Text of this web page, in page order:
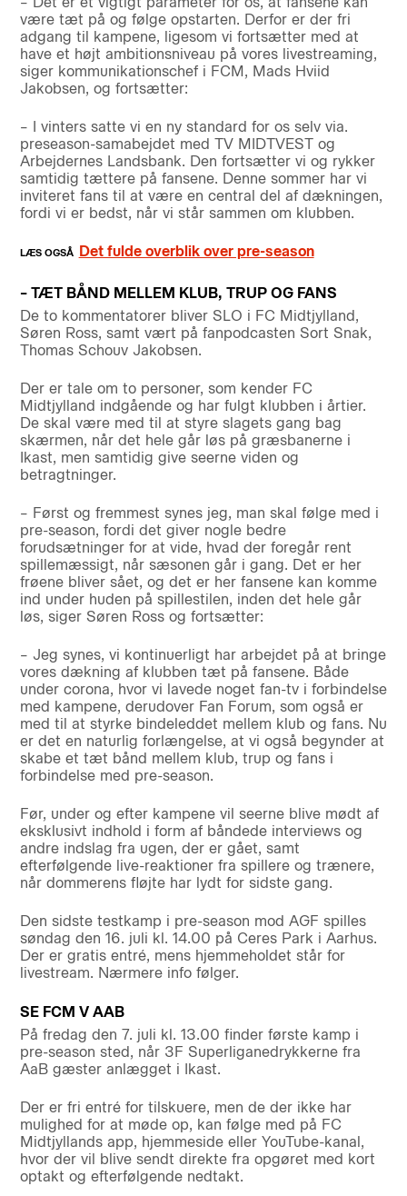
være tæt på og følge opstarten. Derfor er der fri
adgang til kampene, ligesom vi fortsætter med at
have et højt ambitionsniveau på vores livestreaming,
siger kommunikationschef i FCM, Mads Hviid
Jakobsen, og fortsætter:
– I vinters satte vi en ny standard for os selv via.
preseason-samabejdet med TV MIDTVEST og
Arbejdernes Landsbank. Den fortsætter vi og rykker
samtidig tættere på fansene. Denne sommer har vi
inviteret fans til at være en central del af dækningen,
fordi vi er bedst, når vi står sammen om klubben.
Det fulde overblik over pre-season
– TÆT BÅND MELLEM KLUB, TRUP OG FANS
De to kommentatorer bliver SLO i FC Midtjylland,
Søren Ross, samt vært på fanpodcasten Sort Snak,
Thomas Schouv Jakobsen.
Der er tale om to personer, som kender FC
Midtjylland indgående og har fulgt klubben i årtier.
De skal være med til at styre slagets gang bag
skærmen, når det hele går løs på græsbanerne i
Ikast, men samtidig give seerne viden og
betragtninger.
– Først og fremmest synes jeg, man skal følge med i
pre-season, fordi det giver nogle bedre
forudsætninger for at vide, hvad der foregår rent
spillemæssigt, når sæsonen går i gang. Det er her
frøene bliver sået, og det er her fansene kan komme
ind under huden på spillestilen, inden det hele går
løs, siger Søren Ross og fortsætter:
– Jeg synes, vi kontinuerligt har arbejdet på at bringe
vores dækning af klubben tæt på fansene. Både
under corona, hvor vi lavede noget fan-tv i forbindelse
med kampene, derudover Fan Forum, som også er
med til at styrke bindeleddet mellem klub og fans. Nu
er det en naturlig forlængelse, at vi også begynder at
skabe et tæt bånd mellem klub, trup og fans i
forbindelse med pre-season.
Før, under og efter kampene vil seerne blive mødt af
eksklusivt indhold i form af båndede interviews og
andre indslag fra ugen, der er gået, samt
efterfølgende live-reaktioner fra spillere og trænere,
når dommerens fløjte har lydt for sidste gang.
Den sidste testkamp i pre-season mod AGF spilles
søndag den 16. juli kl. 14.00 på Ceres Park i Aarhus.
Der er gratis entré, mens hjemmeholdet står for
livestream. Nærmere info følger.
SE FCM V AAB
På fredag den 7. juli kl. 13.00 finder første kamp i
pre-season sted, når 3F Superliganedrykkerne fra
AaB gæster anlægget i Ikast.
Der er fri entré for tilskuere, men de der ikke har
mulighed for at møde op, kan følge med på FC
Midtjyllands app, hjemmeside eller YouTube-kanal,
hvor der vil blive sendt direkte fra opgøret med kort
optakt og efterfølgende nedtakt.